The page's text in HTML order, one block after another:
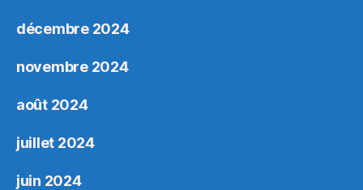
décembre 2024
novembre 2024
août 2024
juillet 2024
juin 2024